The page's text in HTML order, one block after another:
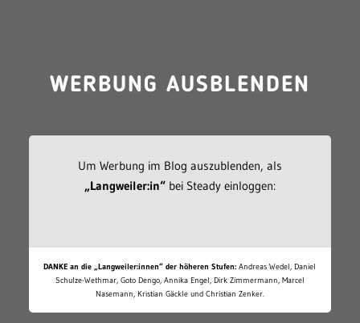
WERBUNG AUSBLENDEN
Um Werbung im Blog auszublenden, als
„Langweiler:in“bei Steady einloggen:
DANKE an die „Langweiler:innen“ der höheren Stufen: Andreas Wedel, Daniel
Schulze-Wethmar, Goto Dengo, Annika Engel, Dirk Zimmermann, Marcel
Nasemann, Kristian Gäckle und Christian Zenker.